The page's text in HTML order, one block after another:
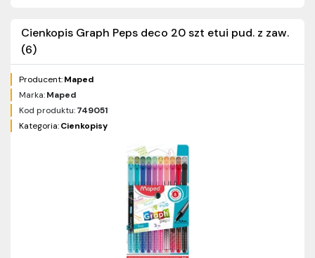
Cienkopis Graph Peps deco 20 szt etui pud. z zaw.
(6)
Producent:Maped
Marka:Maped
Kod produktu:749051
Kategoria:Cienkopisy